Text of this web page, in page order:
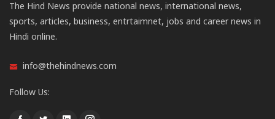
The Hind News provide national news, international news,
sports, articles, business, entrtaimnet, jobs and career news in
Hindi online.
info@thehindnews.com
Follow Us: